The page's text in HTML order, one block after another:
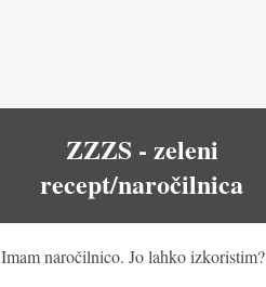
ZZZS - zeleni
recept/naročilnica
Imam naročilnico. Jo lahko izkoristim?